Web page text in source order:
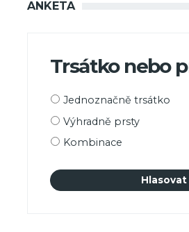
ANKETA
Trsátko nebo
Možnosti
Jednoznačně trsátko
Výhradně prsty
Kombinace